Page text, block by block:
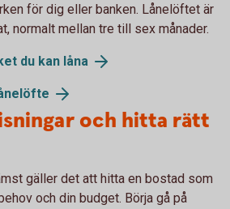
för dig eller banken. Lånelöftet är
normalt mellan tre till sex månader.
du kan låna
och hitta rätt
gäller det att hitta en bostad som
och din budget. Börja gå på